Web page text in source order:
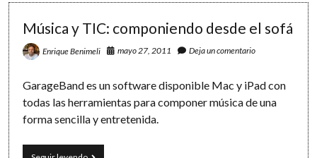
Escuela de padres
Espacios
Innovación
Lectura
menu
Ciencias Naturales
Ed. Plástica y Visual
Historia del Arte
Lengua
Música
Informática
menu
Imagen digital
menu
Bases de datos
Hoja de cálculo
Programación
Redes de ordenadores
Redes sociales
Matemáticas
open
menu
Geometría
twitterfacebookinstagram
youtube
Música y TIC: componiendo desde el sofá
Enrique Benimeli mayo 27, 2011 Deja un comentario
GarageBand es un software disponible Mac y iPad con
todas las herramientas para componer música de una
forma sencilla y entretenida.